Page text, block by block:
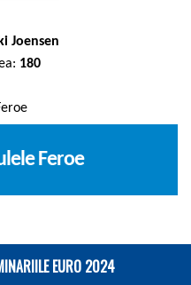
Joensen
180
Feroe
EURO 2024